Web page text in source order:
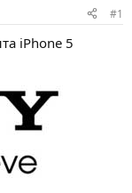
#1
iPhone 5